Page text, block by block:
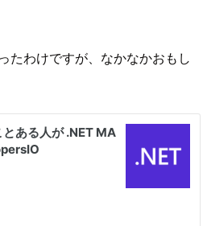
たわけですが、なかなかおもし